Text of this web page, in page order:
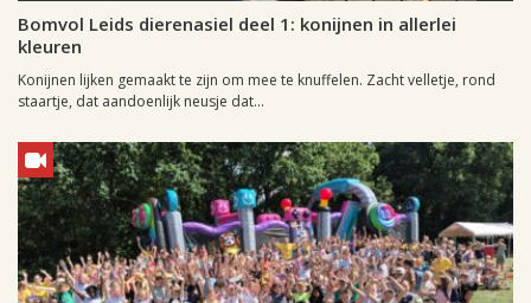
Bomvol Leids dierenasiel deel 1: konijnen in allerlei
kleuren
Konijnen lijken gemaakt te zijn om mee te knuffelen. Zacht velletje, rond
staartje, dat aandoenlijk neusje dat...